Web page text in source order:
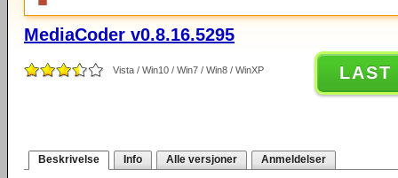
MediaCoder v0.8.16.5295
Vista / Win10 / Win7 / Win8 / WinXP LAST
Beskrivelse Info Alle versjoner Anmeldelser